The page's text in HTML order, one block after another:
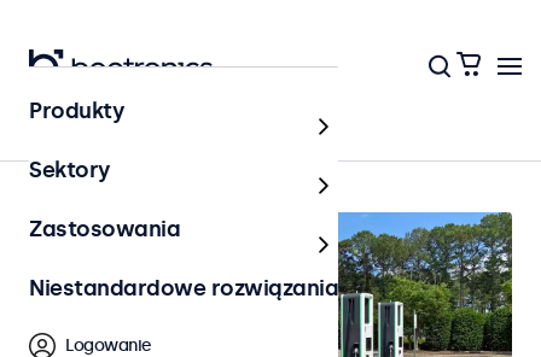
Na zewnątrz
Produkty
Sektory
Zastosowania
Niestandardowe rozwiązania
Logowanie